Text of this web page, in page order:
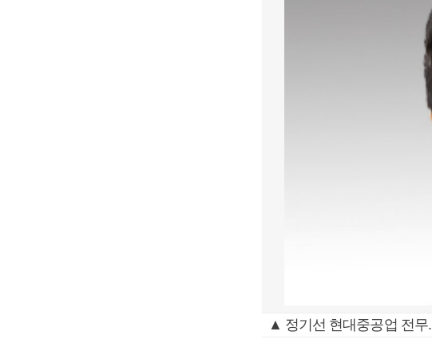
▲ 정기선 현대중공업 전무.